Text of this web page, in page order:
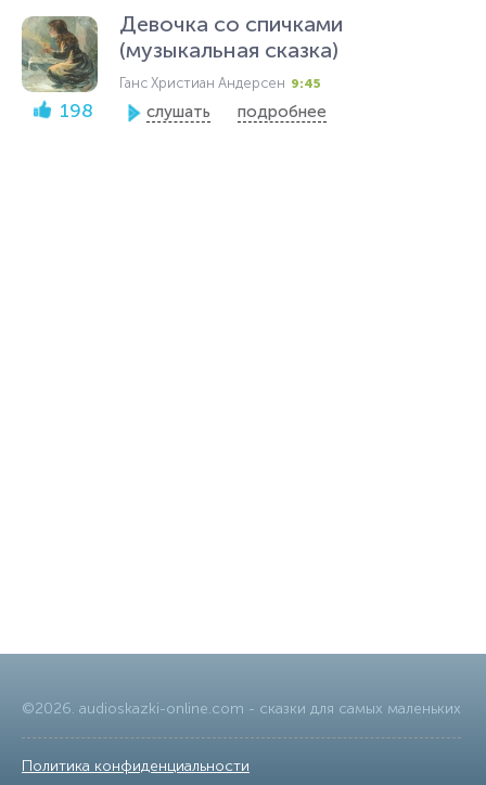
198
Девочка со спичками
(музыкальная сказка)
Ганс Христиан Андерсен 9:45
слушать подробнее
©2026. audioskazki-online.com - сказки для самых маленьких
Политика конфиденциальности